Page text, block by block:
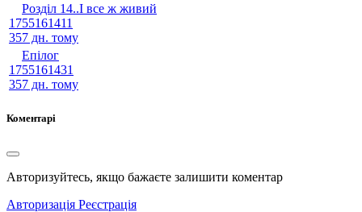
Розділ 14..І все ж живий
1755161411
357 дн. тому
Епілог
1755161431
357 дн. тому
Коментарі
Авторизуйтесь, якщо бажаєте залишити коментар
Авторизація Реєстрація